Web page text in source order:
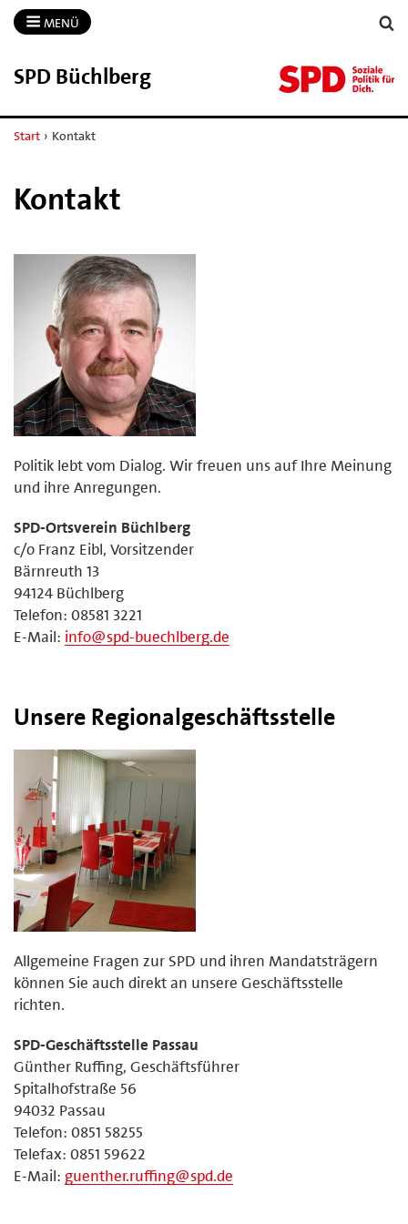
MENÜ
SPD Büchlberg
Start › Kontakt
Kontakt
Politik lebt vom Dialog. Wir freuen uns auf Ihre Meinung
und ihre Anregungen.
SPD-Ortsverein Büchlberg
c/o Franz Eibl, Vorsitzender
Bärnreuth 13
94124 Büchlberg
Telefon: 08581 3221
E-Mail: info@spd-buechlberg.de
Unsere Regionalgeschäftsstelle
Allgemeine Fragen zur SPD und ihren Mandatsträgern
können Sie auch direkt an unsere Geschäftsstelle
richten.
SPD-Geschäftsstelle Passau
Günther Ruffing, Geschäftsführer
Spitalhofstraße 56
94032 Passau
Telefon: 0851 58255
Telefax: 0851 59622
E-Mail: guenther.ruffing@spd.de